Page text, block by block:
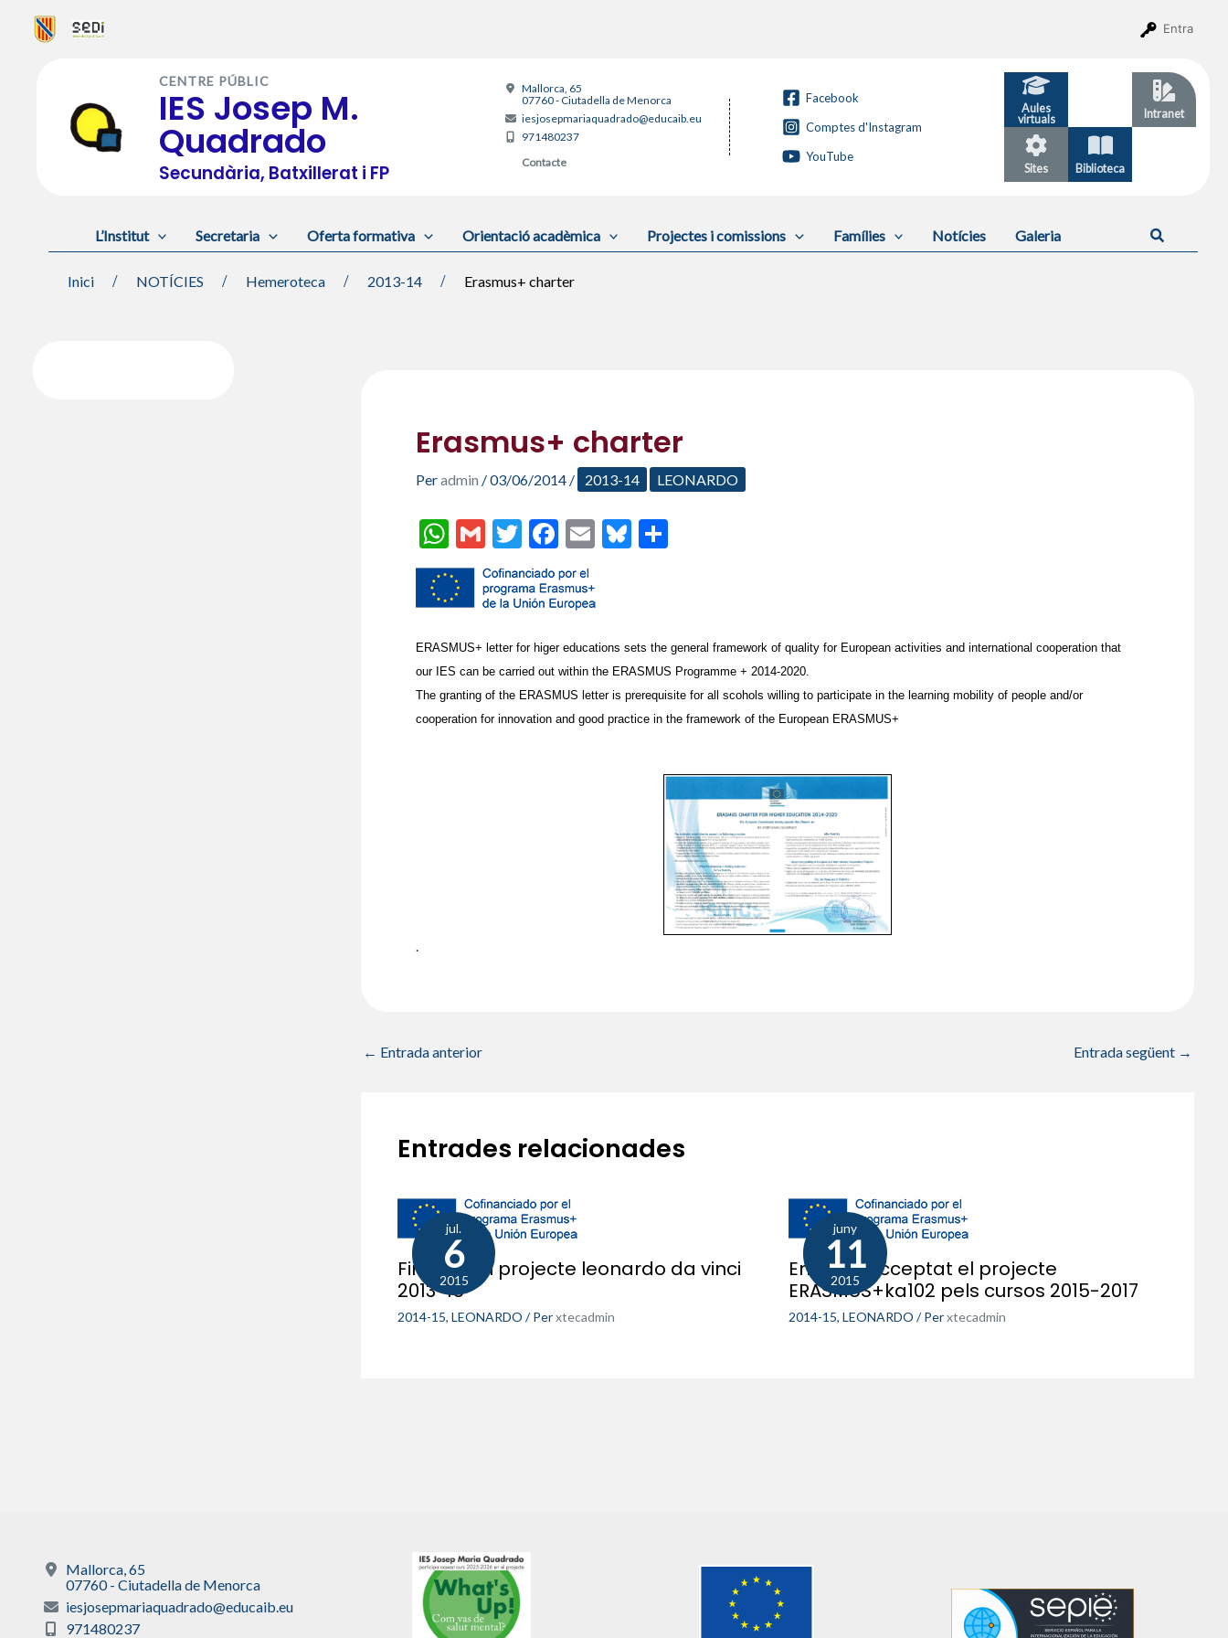
Entra
CENTRE PÚBLIC
IES Josep M.
Quadrado
Secundària, Batxillerat i FP
Mallorca, 65
07760 - Ciutadella de Menorca
iesjosepmariaquadrado@educaib.eu
971480237
Contacte
Facebook
Comptes d'Instagram
YouTube
Aules
virtuals
Intranet
Sites Biblioteca
L’Institut Secretaria Oferta formativa Orientació acadèmica Projectes i comissions Famílies Notícies Galeria Cerca
Inici NOTÍCIES Hemeroteca 2013-14 Erasmus+ charter
Erasmus+ charter
Peradmin /03/06/2014 / 2013-14 LEONARDO
W
h
at
A
p
p
G
m
ai
T
w
itt
F
ac
e
o
o
k
E
ai
Bl C
ar
te
ix
ERASMUS+ letter for higer educations sets the general framework of quality for European activities and international cooperation that
our IES can be carried out within the ERASMUS Programme + 2014-2020.
The granting of the ERASMUS letter is prerequisite for all scohols willing to participate in the learning mobility of people and/or
cooperation for innovation and good practice in the framework of the European ERASMUS+
← Entrada anterior Entrada següent →
Entrades relacionades
jul.
6
2015
Finalitza el projecte leonardo da vinci
2013-15
2014-15, LEONARDO / Perxtecadmin
juny
11
2015
Ens han acceptat el projecte
ERASMUS+ka102 pels cursos 2015-2017
2014-15,LEONARDO / Per xtecadmin
Mallorca, 65
07760 - Ciutadella de Menorca
iesjosepmariaquadrado@educaib.eu
971480237